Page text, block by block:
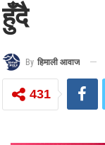
हुँदै
By हिमाली आवाज
431